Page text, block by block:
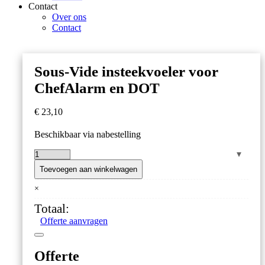
Contact
Over ons
Contact
Sous-Vide insteekvoeler voor
ChefAlarm en DOT
€ 23,10
Beschikbaar via nabestelling
Sous-
Vide
insteekvoeler
voor
en
DOT
aantal
Toevoegen aan winkelwagen
×
Totaal:
Offerte aanvragen
Offerte